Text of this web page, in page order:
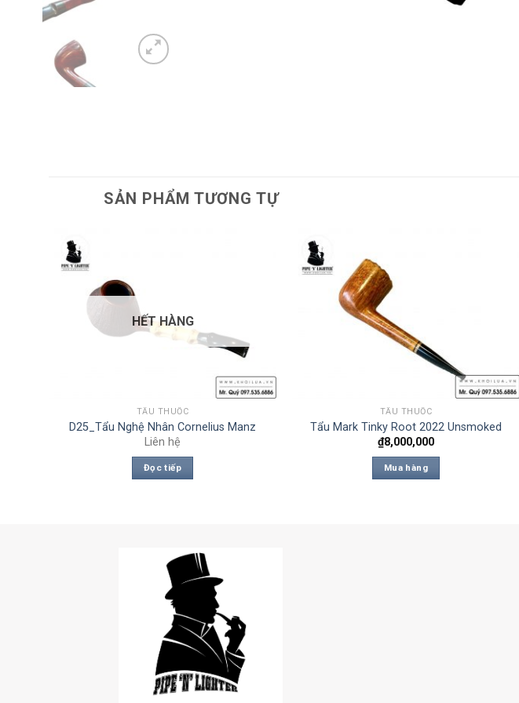
SẢN PHẨM TƯƠNG TỰ
HẾT HÀNG
TẨU THUỐC
D25_Tẩu Nghệ Nhân Cornelius Manz
Liên hệ
Đọc tiếp
TẨU THUỐC
Tẩu Mark Tinky Root 2022 Unsmoked
₫8,000,000
Mua hàng